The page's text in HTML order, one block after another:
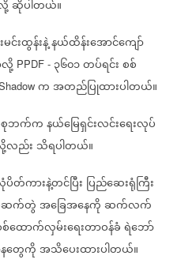
ဆိုပါတယ်။
င်းထွန်းနဲ့နယ်ထိန်းအောင်ကျော်
လို့ PPDF - ၃၆၀၁တပ်ရင်းစစ်
ကအတည်ပြုထားပါတယ်။
စုဘက်ကနယ်မြေရှင်းလင်းရေးလုပ်
လည်း သိရပါတယ်။
တ်ကားနဲ့တင်ပြီး ပြည်ဆေးရုံကြီး
ဆက်တွဲအခြေအနေကိုဆက်လက်
ထောက်လှမ်းရေးတာဝန်ခံရဲဘော်
တွေကိုအသိပေးထားပါတယ်။